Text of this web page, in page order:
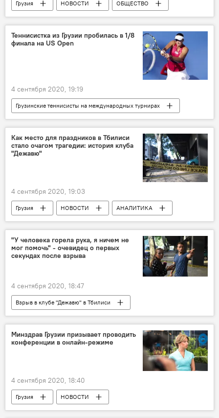
Грузия НОВОСТИ
ОБЩЕСТВО
Образование в Грузии
Теннисистка из Грузии пробилась в 1/8
финала на US Open
4 сентября 2020, 19:19
Грузинские теннисисты на международных турнирах
СПОРТ
НОВОСТИ Грузия
Как место для праздников в Тбилиси
стало очагом трагедии: история клуба
"Дежавю"
4 сентября 2020, 19:03
Грузия НОВОСТИ
АНАЛИТИКА
Обзоры
ПРОИСШЕСТВИЯ
ОБЩЕСТВО
"У человека горела рука, я ничем не
мог помочь" - очевидец о первых
секундах после взрыва
4 сентября 2020, 18:47
Взрыв в клубе "Дежавю" в Тбилиси
ОБЩЕСТВО
Грузия
ПРОИСШЕСТВИЯ
НОВОСТИ
Тбилиси
Минздрав Грузии призывает проводить
конференции в онлайн-режиме
4 сентября 2020, 18:40
Грузия
НОВОСТИ
ПРОИСШЕСТВИЯ
ОБЩЕСТВО